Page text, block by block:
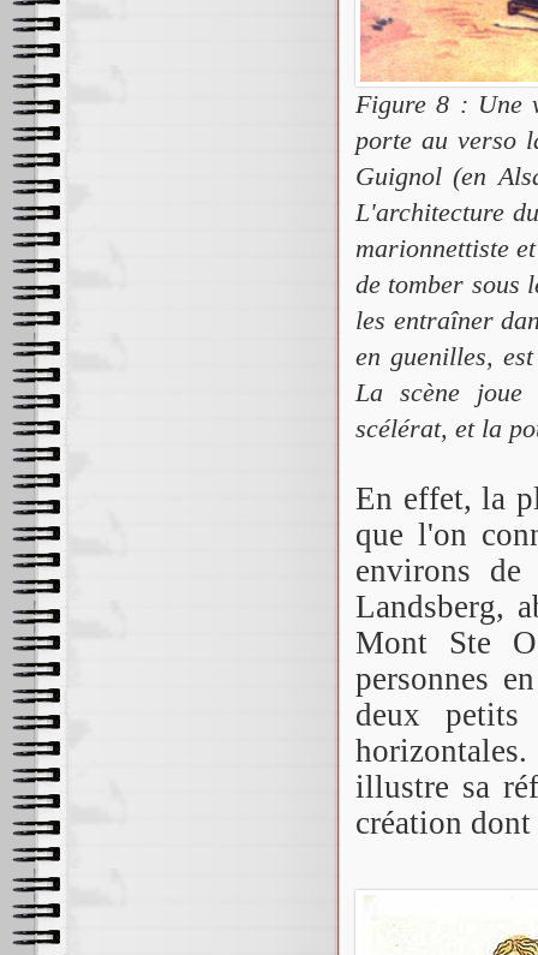
Figure 8 : Une
porte au verso
Guignol (en
L'architecture
marionnettiste
de tomber sous
les entraîner
en guenilles,
La scène joue
scélérat, et la
En effet, la
que l'on
environs
Landsberg,
Mont Ste
personnes
deux
illustre sa
création